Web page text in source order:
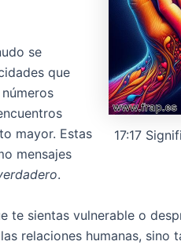
17:17
se
que
mayor. Estas
mensajes
.
te sientas vulnerable o
relaciones humanas, sino